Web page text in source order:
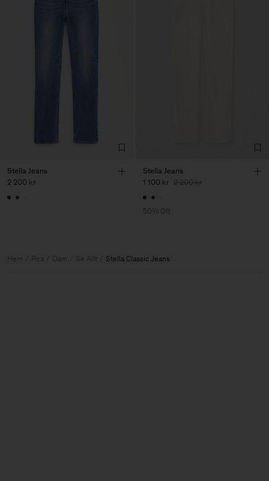
Stella Jeans
2 200 kr
Stella Jeans
1 100 kr 2 200 kr
50% Off
Hem Rea Dam Se Allt Stella Classic Jeans